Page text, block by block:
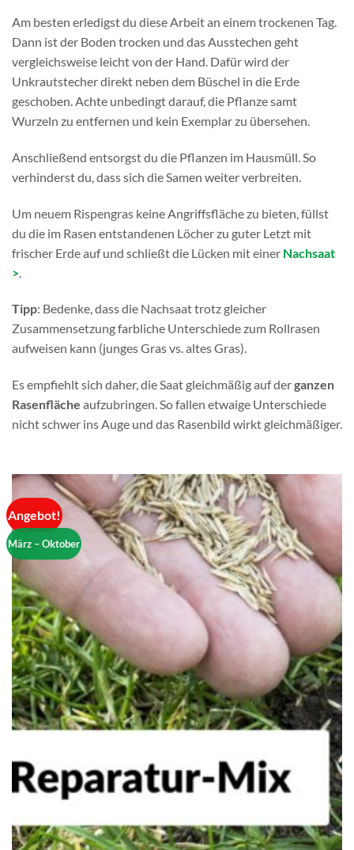
Am besten erledigst du diese Arbeit an einem trockenen Tag.
Dann ist der Boden trocken und das Ausstechen geht
vergleichsweise leicht von der Hand. Dafür wird der
Unkrautstecher direkt neben dem Büschel in die Erde
geschoben. Achte unbedingt darauf, die Pflanze samt
Wurzeln zu entfernen und kein Exemplar zu übersehen.
Anschließend entsorgst du die Pflanzen im Hausmüll. So
verhinderst du, dass sich die Samen weiter verbreiten.
Um neuem Rispengras keine Angriffsfläche zu bieten, füllst
du die im Rasen entstandenen Löcher zu guter Letzt mit
frischer Erde auf und schließt die Lücken mit einer Nachsaat
>
Tipp: Bedenke, dass die Nachsaat trotz gleicher
Zusammensetzung farbliche Unterschiede zum Rollrasen
aufweisen kann (junges Gras vs. altes Gras).
Es empfiehlt sich daher, die Saat gleichmäßig auf derganzen
Rasenfläche aufzubringen. So fallen etwaige Unterschiede
nicht schwer ins Auge und das Rasenbild wirkt gleichmäßiger.
Angebot!
März – Oktober